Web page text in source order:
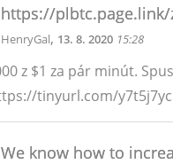
https://plbtc.page.link/
HenryGal, 13. 8. 2020 15:28
z $1 za pár minút.
tinyurl.com/y7t5j7yc
We know how to